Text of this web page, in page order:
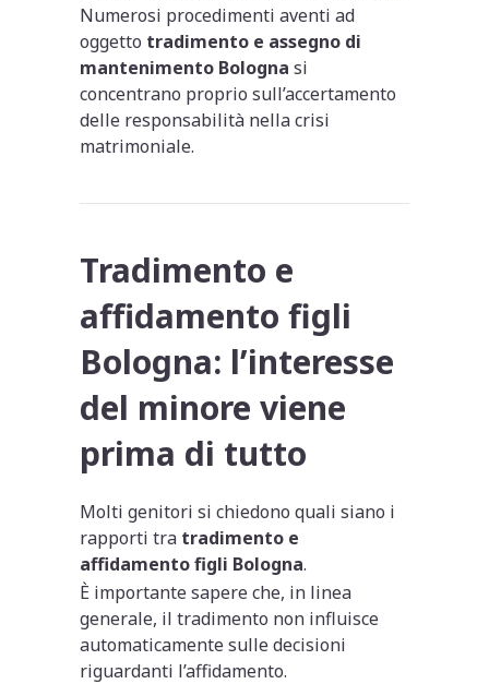
Numerosi procedimenti aventi ad
oggetto tradimento e assegno di
mantenimento Bologna si
concentrano proprio sull’accertamento
delle responsabilità nella crisi
matrimoniale.
Tradimento e
affidamento figli
Bologna: l’interesse
del minore viene
prima di tutto
Molti genitori si chiedono quali siano i
rapporti tra tradimento e
affidamento figli Bologna.
È importante sapere che, in linea
generale, il tradimento non influisce
automaticamente sulle decisioni
riguardanti l’affidamento.